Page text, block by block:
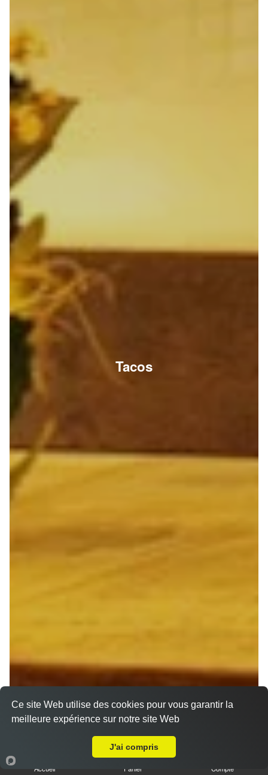
Tacos
Accueil Panier Compte
Ce site Web utilise des cookies pour vous garantir la
meilleure expérience sur notre site Web
J'ai compris